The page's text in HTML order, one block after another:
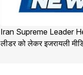
Iran Supreme Leader
लीडर को लेकर इजरायली